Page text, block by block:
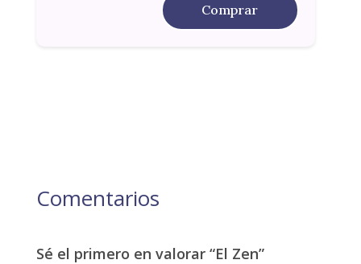
Comprar
Comentarios
Sé el primero en valorar “El Zen”